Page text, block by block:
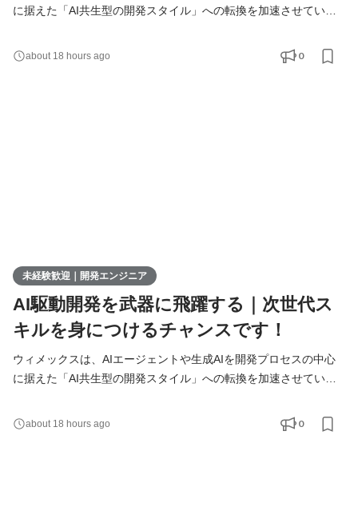
に据えた「AI共生型の開発スタイル」への転換を加速させていま
極的に募集しています。 AIを相棒に、圧倒的なスピードと品質を
実現し、最先端の技術を使いこなすエンジニアへ成長したい方を
about 18 hours ago 0
未経験歓迎｜開発エンジニア
AI駆動開発を武器に飛躍する｜次世代ス
キルを身につけるチャンスです！
ウィメックスは、AIエージェントや生成AIを開発プロセスの中心
に据えた「AI共生型の開発スタイル」への転換を加速させていま
極的に募集しています。 AIを相棒に、圧倒的なスピードと品質を
実現し、最先端の技術を使いこなすエンジニアへ成長したい方を
about 18 hours ago 0